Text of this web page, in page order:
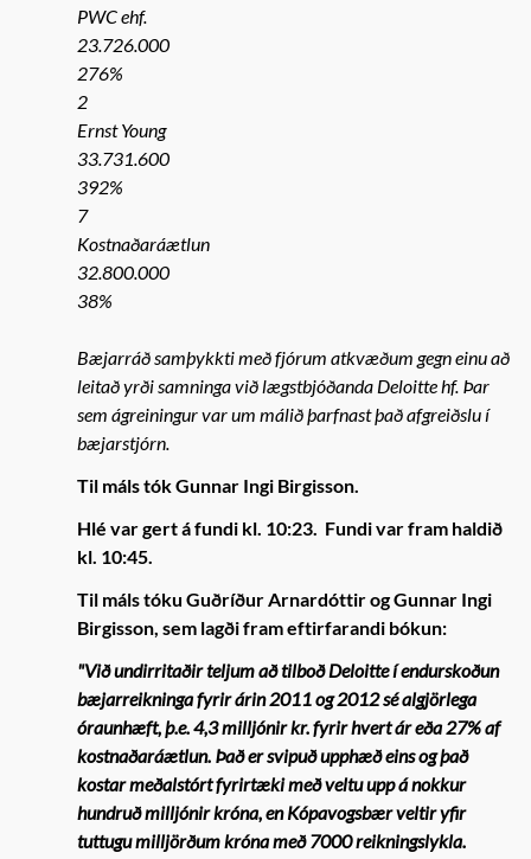
PWC ehf.
23.726.000
276%
2
Ernst Young
33.731.600
392%
7
Kostnaðaráætlun
32.800.000
38%
Bæjarráð samþykkti með fjórum atkvæðum gegn einu að
leitað yrði samninga við lægstbjóðanda Deloitte hf. Þar
sem ágreiningur var um málið þarfnast það afgreiðslu í
bæjarstjórn.
Til máls tók Gunnar Ingi Birgisson.
Hlé var gert á fundi kl. 10:23. Fundi var fram haldið
kl. 10:45.
Til máls tóku Guðríður Arnardóttir og Gunnar Ingi
Birgisson, sem lagði fram eftirfarandi bókun:
"Við undirritaðir teljum að tilboð Deloitte í endurskoðun
bæjarreikninga fyrir árin 2011 og 2012 sé algjörlega
óraunhæft, þ.e. 4,3 milljónir kr. fyrir hvert ár eða 27% af
kostnaðaráætlun. Það er svipuð upphæð eins og það
kostar meðalstórt fyrirtæki með veltu upp á nokkur
hundruð milljónir króna, en Kópavogsbær veltir yfir
tuttugu milljörðum króna með 7000 reikningslykla.